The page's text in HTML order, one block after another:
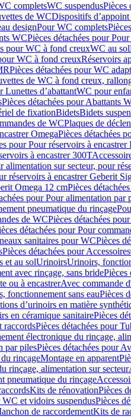
completsWC suspendusPièces
de WCDispositifs
designPour WC complets
WCPièces détachées pour
pour WC à fond creuxWC au sol
WC à fond creuxRéservoirs
Pièces détachées pour WC
de WC à fond creux,
Lunettes d’abattantWC pour
Pièces détachées pour Abattants
de fixationBidetsBidets
de WCPlaques de
OmegaPièces détachées
pour Pour réservoirs à encastrer
à encastrer 300T
alimentation sur secteur, pour
réservoirs à encastrer Geberit
Omega 12 cmPièces
pour Pour alimentation
pneumatique du rinçage
de WCPièces détachées
détachées pour Pour
sanitaires pour WCPièces
Pièces détachées pour Accessoires
et au solUrinoirsUrinoirs,
avec rinçage, sans bridePièces
ou à encastrerAvec commande
fonctionnement sans eauPièces
d’urinoirs en matière
en céramique sanitairePièces
raccordsPièces détachées pour
électronique du rinçage,
par pilesPièces détachées pour
rinçageMontage en apparent
rinçage, alimentation sur secteur
pneumatique du rinçage
Kits de rénovationPièces
et vidoirs suspendusPièces
de raccordementKits de